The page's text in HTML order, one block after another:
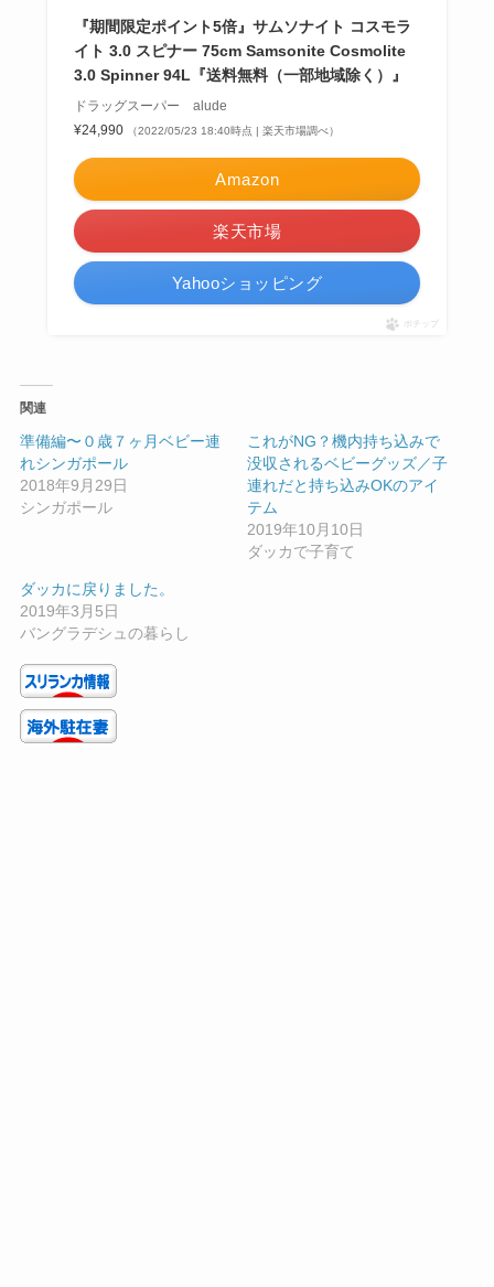
『期間限定ポイント5倍』サムソナイト コスモラ
イト 3.0 スピナー 75cm Samsonite Cosmolite
3.0 Spinner 94L『送料無料（一部地域除く）』
ドラッグスーパー alude
¥24,990
（2022/05/23 18:40時点 | 楽天市場調べ）
Amazon
楽天市場
Yahooショッピング
ポチップ
関連
準備編〜０歳７ヶ月ベビー連
れシンガポール
2018年9月29日
シンガポール
これがNG？機内持ち込みで
没収されるベビーグッズ／子
連れだと持ち込みOKのアイ
テム
2019年10月10日
ダッカで子育て
ダッカに戻りました。
2019年3月5日
バングラデシュの暮らし